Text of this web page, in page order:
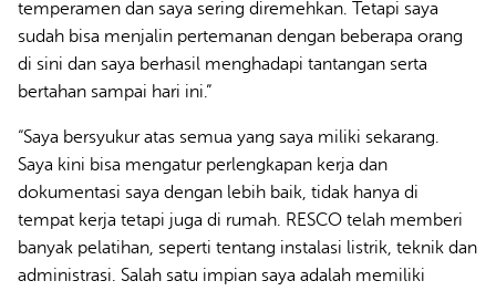
temperamen dan saya sering diremehkan. Tetapi saya
sudah bisa menjalin pertemanan dengan beberapa orang
di sini dan saya berhasil menghadapi tantangan serta
bertahan sampai hari ini.”
“Saya bersyukur atas semua yang saya miliki sekarang.
Saya kini bisa mengatur perlengkapan kerja dan
dokumentasi saya dengan lebih baik, tidak hanya di
tempat kerja tetapi juga di rumah. RESCO telah memberi
banyak pelatihan, seperti tentang instalasi listrik, teknik dan
administrasi. Salah satu impian saya adalah memiliki